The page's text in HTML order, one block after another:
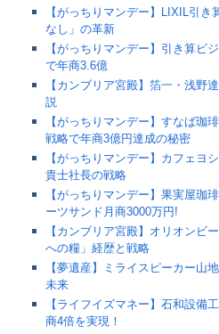
【がっちりマンデー】LIXIL引
なし」の革新
【がっちりマンデー】引き算ビ
で年商3.6億
【カンブリア宮殿】箔一・浅野
説
【がっちりマンデー】すなば珈
戦略で年商3億円達成の秘密
【がっちりマンデー】カフェヨ
貴士社長の戦略
【がっちりマンデー】果実屋珈
ーツサンド月商3000万円!
【カンブリア宮殿】オリオンビ
への糧」経歴と戦略
【夢遺産】ミライスピーカー山
未来
【ライフイズマネー】石和設備
商4倍を実現！